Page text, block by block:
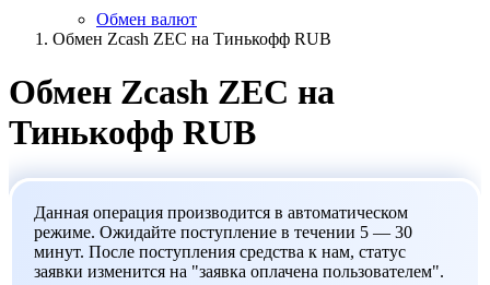
Обмен валют
Обмен Zcash ZEC на Тинькофф RUB
Обмен Zcash ZEC на
Тинькофф RUB
Данная операция производится в автоматическом
режиме. Ожидайте поступление в течении 5 — 30
минут. После поступления средства к нам, статус
заявки изменится на "заявка оплачена пользователем".